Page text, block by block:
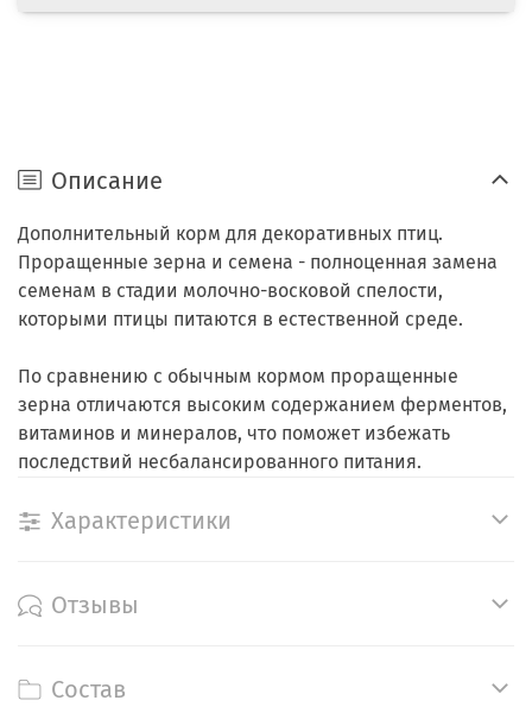
Описание
Дополнительный корм для декоративных птиц.
Проращенные зерна и семена - полноценная замена
семенам в стадии молочно-восковой спелости,
которыми птицы питаются в естественной среде.
По сравнению с обычным кормом проращенные
зерна отличаются высоким содержанием ферментов,
витаминов и минералов, что поможет избежать
последствий несбалансированного питания.
Характеристики
Отзывы
Состав